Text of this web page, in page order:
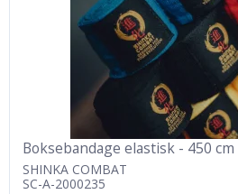
Boksebandage elastisk - 450 cm
SHINKA COMBAT
SC-A-2000235